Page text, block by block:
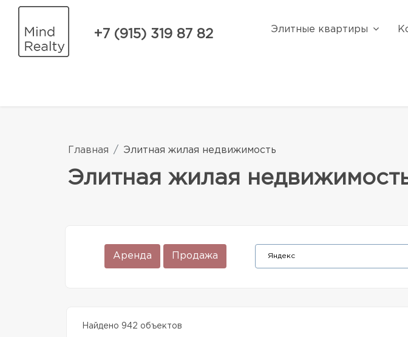
+7 (915) 319 87 82 Элитные квартиры
Главная Элитная жилая недвижимость
Элитная жилая
Аренда Продажа
Найдено 942 объектов